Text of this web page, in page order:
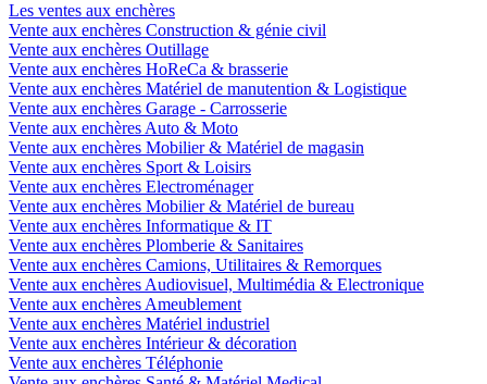
Les ventes aux enchères
Vente aux enchères Construction & génie civil
Vente aux enchères Outillage
Vente aux enchères HoReCa & brasserie
Vente aux enchères Matériel de manutention & Logistique
Vente aux enchères Garage - Carrosserie
Vente aux enchères Auto & Moto
Vente aux enchères Mobilier & Matériel de magasin
Vente aux enchères Sport & Loisirs
Vente aux enchères Electroménager
Vente aux enchères Mobilier & Matériel de bureau
Vente aux enchères Informatique & IT
Vente aux enchères Plomberie & Sanitaires
Vente aux enchères Camions, Utilitaires & Remorques
Vente aux enchères Audiovisuel, Multimédia & Electronique
Vente aux enchères Ameublement
Vente aux enchères Matériel industriel
Vente aux enchères Intérieur & décoration
Vente aux enchères Téléphonie